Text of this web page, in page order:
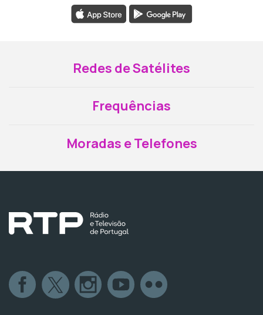
Redes de Satélites
Frequências
Moradas e Telefones